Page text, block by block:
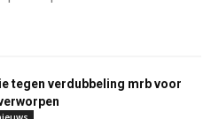
tegen verdubbeling mrb voor